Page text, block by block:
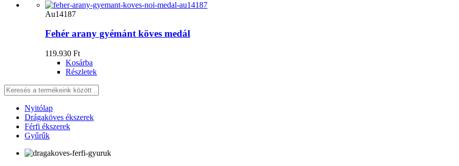
Au14187
Fehér arany gyémánt köves medál
119.930 Ft
Kosárba
Részletek
Nyitólap
Drágaköves ékszerek
Férfi ékszerek
Gyűrűk